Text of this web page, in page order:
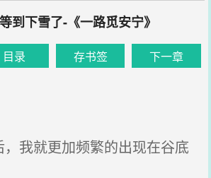
到下雪了-《一路觅安宁》
目录 存书签 下一章
我就更加频繁的出现在谷底